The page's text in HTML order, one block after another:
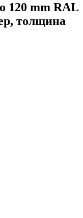
120 mm RAL
толщина